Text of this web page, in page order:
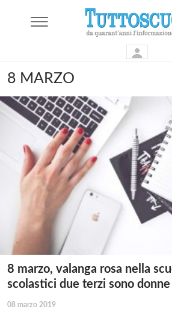
8 MARZO
8 marzo, valanga rosa nella
scolastici due terzi sono donne
08 marzo 2019